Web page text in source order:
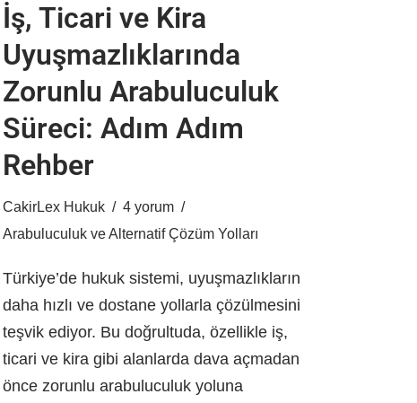
İş, Ticari ve Kira
Uyuşmazlıklarında
Zorunlu Arabuluculuk
Süreci: Adım Adım
Rehber
CakirLex Hukuk
4 yorum
Arabuluculuk ve Alternatif Çözüm Yolları
Türkiye’de hukuk sistemi, uyuşmazlıkların
daha hızlı ve dostane yollarla çözülmesini
teşvik ediyor. Bu doğrultuda, özellikle iş,
ticari ve kira gibi alanlarda dava açmadan
önce zorunlu arabuluculuk yoluna